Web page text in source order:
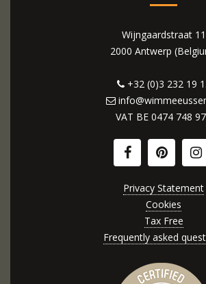
Wijngaardstraat 11
2000 Antwerp
+32 (0)3 232 19
VAT BE 0474 748
Privacy Statement
Cookies
Tax Free
Frequently asked